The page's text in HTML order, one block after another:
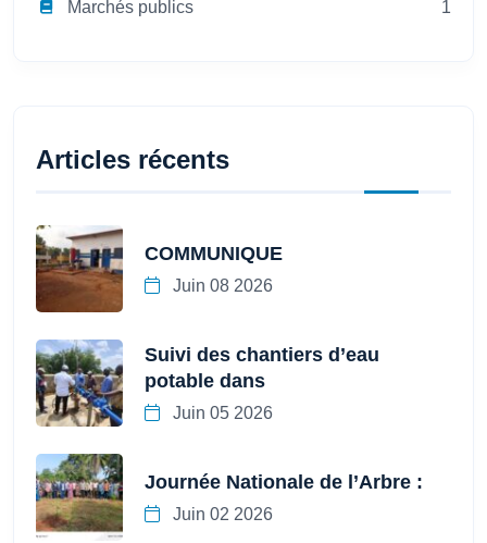
Marchés publics 1
Articles récents
COMMUNIQUE
Juin 08 2026
Suivi des chantiers d’eau
potable dans
Juin 05 2026
Journée Nationale de l’Arbre :
Juin 02 2026